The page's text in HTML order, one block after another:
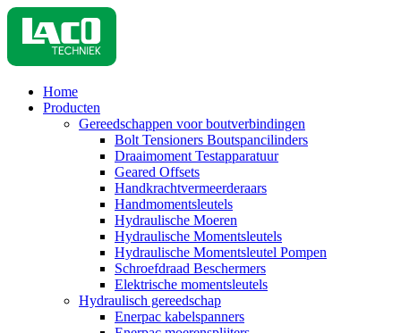
Home
Producten
Gereedschappen voor boutverbindingen
Bolt Tensioners Boutspancilinders
Draaimoment Testapparatuur
Geared Offsets
Handkrachtvermeerderaars
Handmomentsleutels
Hydraulische Moeren
Hydraulische Momentsleutels
Hydraulische Momentsleutel Pompen
Schroefdraad Beschermers
Elektrische momentsleutels
Hydraulisch gereedschap
Enerpac kabelspanners